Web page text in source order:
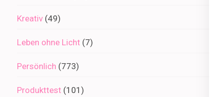
Kreativ (49)
Leben ohne Licht (7)
Persönlich (773)
Produkttest (101)